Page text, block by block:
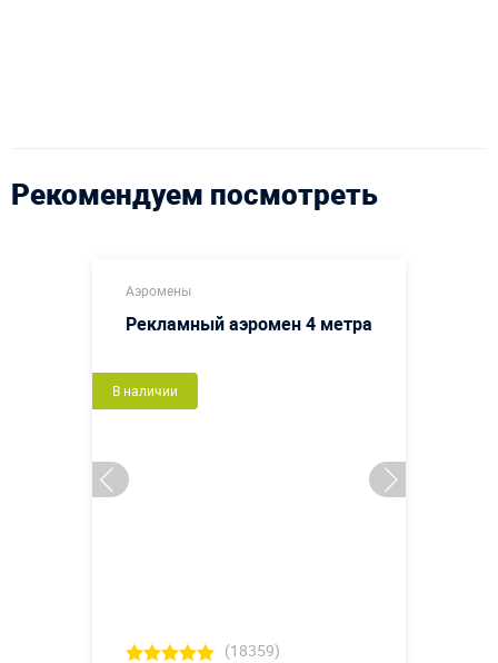
Рекомендуем посмотреть
Аэромены
Рекламный аэромен 4 метра
В наличии
(18359)